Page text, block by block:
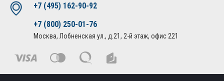
+7 (495) 162-90-92
+7 (800) 250-01-76
Москва, Лобненская ул., д.21, 2-й этаж, офис 221